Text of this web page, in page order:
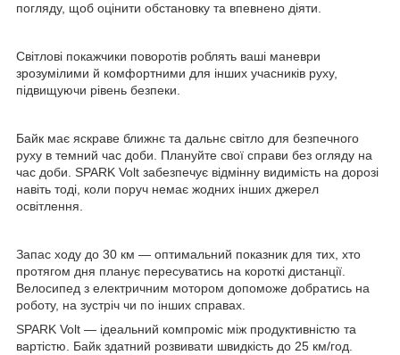
погляду, щоб оцінити обстановку та впевнено діяти.
Світлові покажчики поворотів роблять ваші маневри
зрозумілими й комфортними для інших учасників руху,
підвищуючи рівень безпеки.
Байк має яскраве ближнє та дальнє світло для безпечного
руху в темний час доби. Плануйте свої справи без огляду на
час доби. SPARK Volt забезпечує відмінну видимість на дорозі
навіть тоді, коли поруч немає жодних інших джерел
освітлення.
Запас ходу до 30 км — оптимальний показник для тих, хто
протягом дня планує пересуватись на короткі дистанції.
Велосипед з електричним мотором допоможе добратись на
роботу, на зустріч чи по інших справах.
SPARK Volt — ідеальний компроміс між продуктивністю та
вартістю. Байк здатний розвивати швидкість до 25 км/год.